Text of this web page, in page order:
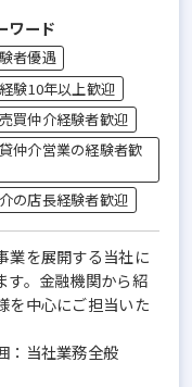
ワード
者優遇
験10年以上歓迎
買仲介経験者歓迎
仲介営業の経験者歓
の店長経験者歓迎
業を展開する当社に
す。金融機関から紹
を中心にご担当いた
：当社業務全般